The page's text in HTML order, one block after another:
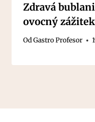
Zdravá
ovocný zážitek
OdGastro Profesor